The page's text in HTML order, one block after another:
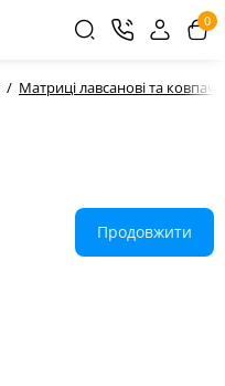
0
Матриці лавсанові та
Продовжити